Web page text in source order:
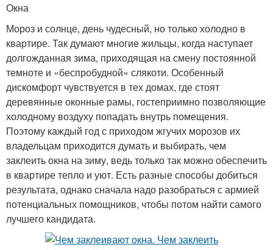
Окна
Мороз и солнце, день чудесный, но только холодно в
квартире. Так думают многие жильцы, когда наступает
долгожданная зима, приходящая на смену постоянной
темноте и «беспробудной» слякоти. Особенный
дискомфорт чувствуется в тех домах, где стоят
деревянные оконные рамы, гостеприимно позволяющие
холодному воздуху попадать внутрь помещения.
Поэтому каждый год с приходом жгучих морозов их
владельцам приходится думать и выбирать, чем
заклеить окна на зиму, ведь только так можно обеспечить
в квартире тепло и уют. Есть разные способы добиться
результата, однако сначала надо разобраться с армией
потенциальных помощников, чтобы потом найти самого
лучшего кандидата.